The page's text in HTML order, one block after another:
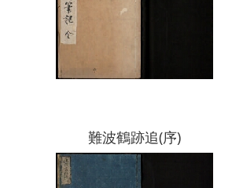
難波鶴跡追(序)